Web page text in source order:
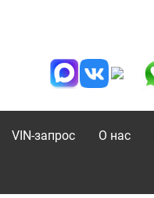
VIN-запрос О нас